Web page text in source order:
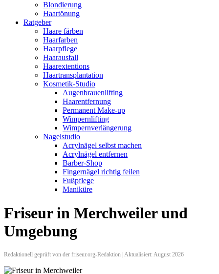
Blondierung
Haartönung
Ratgeber
Haare färben
Haarfarben
Haarpflege
Haarausfall
Haarextentions
Haartransplantation
Kosmetik-Studio
Augenbrauenlifting
Haarentfernung
Permanent Make-up
Wimpernlifting
Wimpernverlängerung
Nagelstudio
Acrylnägel selbst machen
Acrylnägel entfernen
Barber-Shop
Fingernägel richtig feilen
Fußpflege
Maniküre
Friseur in Merchweiler und
Umgebung
Redaktionell geprüft von der friseur.org-Redaktion | Aktualisiert: August 2026